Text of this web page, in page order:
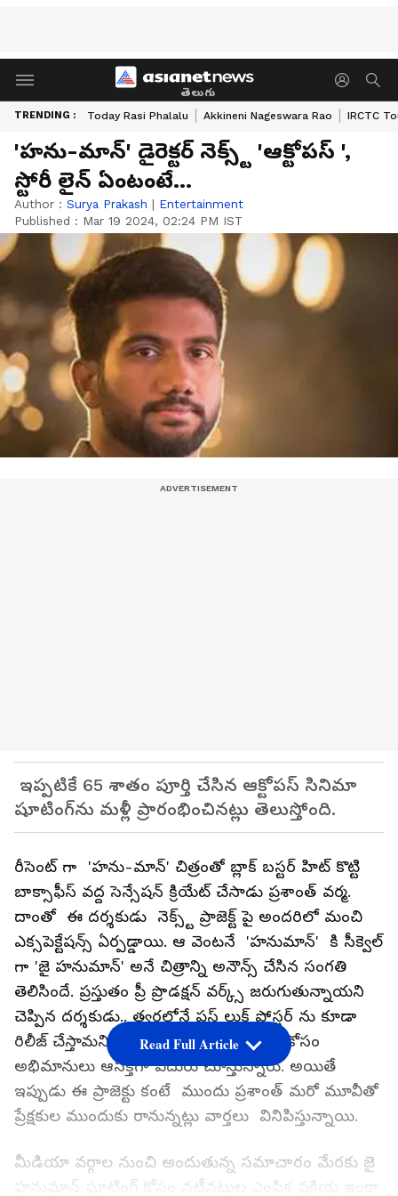
తెలుగు
TRENDING : Today Rasi Phalalu Akkineni Nageswara Rao IRCTC
'హను-మాన్' డైరెక్టర్ నెక్స్ట్ 'ఆక్టోపస్ ',
స్టోరీ లైన్ ఏంటంటే...
Author : Surya Prakash | Entertainment
Published : Mar 19 2024, 02:24 PM IST
ఇప్పటికే 65 శాతం పూర్తి చేసిన ఆక్టోపస్ సినిమా
షూటింగ్​ను మళ్లీ ప్రారంభించినట్లు తెలుస్తోంది.
రీసెంట్ గా 'హను-మాన్' చిత్రంతో బ్లాక్ బస్టర్ హిట్ కొట్టి
బాక్సాఫీస్ వద్ద సెన్సేషన్ క్రియేట్ చేసాడు ప్రశాంత్ వర్మ.
దాంతో ఈ దర్శకుడు నెక్స్ట్ ప్రాజెక్ట్ పై అందరిలో మంచి
ఎక్సపెక్టేషన్స్ ఏర్పడ్డాయి. ఆ వెంటనే 'హనుమాన్' కి సీక్వెల్
గా 'జై హనుమాన్' అనే చిత్రాన్ని అనౌన్స్ చేసిన సంగతి
తెలిసిందే. ప్రస్తుతం ప్రీ ప్రొడక్షన్ వర్క్స్ జరుగుతున్నాయని
చెప్పిన దర్శకుడు.. త్వరలోనే ఫస్ట్‌ లుక్‌ పోస్టర్‌ ను కూడా
రిలీజ్ చేస్తామని చెప్పుకొచ్చారు. ఈ సినిమా కోసం
అభిమానులు ఆసక్తిగా ఎదురు చూస్తున్నారు. అయితే
ఇప్పుడు ఈ ప్రాజెక్టు కంటే ముందు ప్రశాంత్ మరో మూవీతో
ప్రేక్షకుల ముందుకు రానున్నట్లు వార్తలు వినిపిస్తున్నాయి.
మీడియా వర్గాల నుంచి అందుతున్న సమాచారం మేరకు జై
హనుమాన్ షూటింగ్​ కోసం నటీనటుల ఎంపిక ప్రక్రియ ఇంకా
Read Full Article